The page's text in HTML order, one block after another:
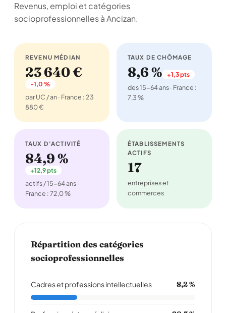
Revenus, emploi et catégories
socioprofessionnelles à Ancizan.
REVENU MÉDIAN
23 640 €
-1,0 %
par UC / an · France : 23
880 €
TAUX DE CHÔMAGE
8,6 % +1,3 pts
des 15-64 ans · France :
7,3 %
TAUX D'ACTIVITÉ
84,9 %
+12,9 pts
actifs / 15-64 ans ·
France : 72,0 %
ÉTABLISSEMENTS
ACTIFS
17
entreprises et
commerces
Répartition des catégories
socioprofessionnelles
Cadres et professions intellectuelles 8,2 %